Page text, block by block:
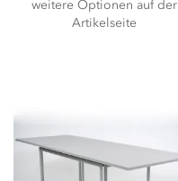
weitere Optionen auf der
Artikelseite